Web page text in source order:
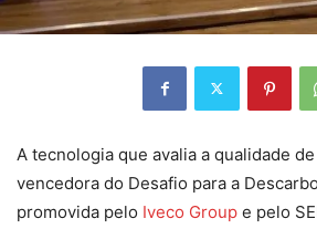
A tecnologia que avalia a qualidade
vencedora do Desafio para a
promovida pelo Iveco Group e pelo